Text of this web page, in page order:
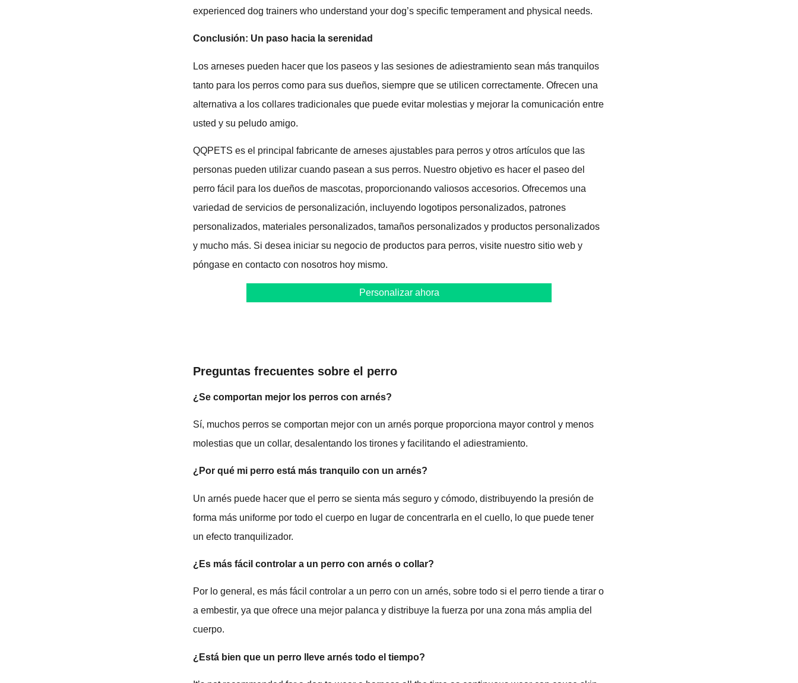
experienced dog trainers who understand your dog’s specific temperament and physical needs.
Conclusión: Un paso hacia la serenidad
Los arneses pueden hacer que los paseos y las sesiones de adiestramiento sean más tranquilos
tanto para los perros como para sus dueños, siempre que se utilicen correctamente. Ofrecen una
alternativa a los collares tradicionales que puede evitar molestias y mejorar la comunicación entre
usted y su peludo amigo.
QQPETS es el principal fabricante de arneses ajustables para perros y otros artículos que las
personas pueden utilizar cuando pasean a sus perros. Nuestro objetivo es hacer el paseo del
perro fácil para los dueños de mascotas, proporcionando valiosos accesorios. Ofrecemos una
variedad de servicios de personalización, incluyendo logotipos personalizados, patrones
personalizados, materiales personalizados, tamaños personalizados y productos personalizados
y mucho más. Si desea iniciar su negocio de productos para perros, visite nuestro sitio web y
póngase en contacto con nosotros hoy mismo.
Personalizar ahora
Preguntas frecuentes sobre el perro
¿Se comportan mejor los perros con arnés?
Sí, muchos perros se comportan mejor con un arnés porque proporciona mayor control y menos
molestias que un collar, desalentando los tirones y facilitando el adiestramiento.
¿Por qué mi perro está más tranquilo con un arnés?
Un arnés puede hacer que el perro se sienta más seguro y cómodo, distribuyendo la presión de
forma más uniforme por todo el cuerpo en lugar de concentrarla en el cuello, lo que puede tener
un efecto tranquilizador.
¿Es más fácil controlar a un perro con arnés o collar?
Por lo general, es más fácil controlar a un perro con un arnés, sobre todo si el perro tiende a tirar o
a embestir, ya que ofrece una mejor palanca y distribuye la fuerza por una zona más amplia del
cuerpo.
¿Está bien que un perro lleve arnés todo el tiempo?